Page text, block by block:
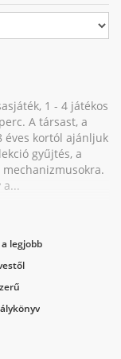
1 - 4 játékos
A társast, a
éves kortól ajánljuk
gyűjtés, a
a...
legjobb